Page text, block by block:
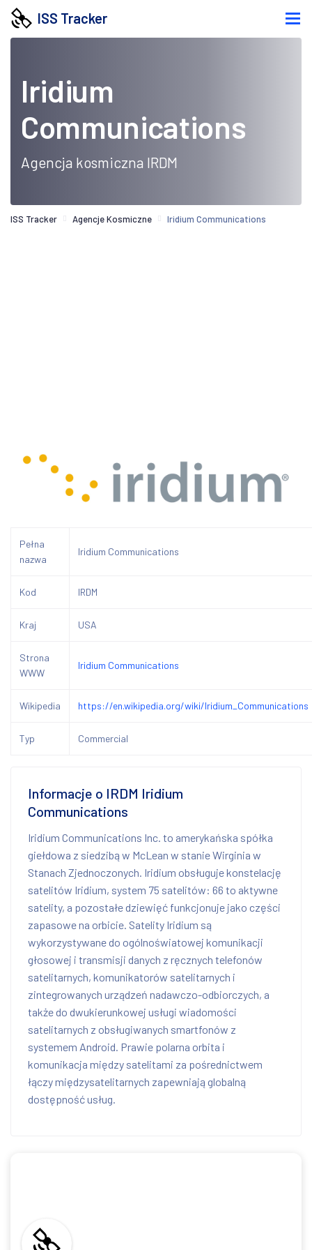
ISS Tracker
Iridium
Communications
Agencja kosmiczna IRDM
ISS Tracker Agencje Kosmiczne Iridium Communications
Pełna
nazwa
Iridium Communications
Kod IRDM
Kraj USA
Strona
WWW
Iridium Communications
Wikipedia https://en.wikipedia.org/wiki/Iridium_Communications
Typ Commercial
Informacje o IRDM Iridium
Communications
Iridium Communications Inc. to amerykańska spółka
giełdowa z siedzibą w McLean w stanie Wirginia w
Stanach Zjednoczonych. Iridium obsługuje konstelację
satelitów Iridium, system 75 satelitów: 66 to aktywne
satelity, a pozostałe dziewięć funkcjonuje jako części
zapasowe na orbicie. Satelity Iridium są
wykorzystywane do ogólnoświatowej komunikacji
głosowej i transmisji danych z ręcznych telefonów
satelitarnych, komunikatorów satelitarnych i
zintegrowanych urządzeń nadawczo-odbiorczych, a
także do dwukierunkowej usługi wiadomości
satelitarnych z obsługiwanych smartfonów z
systemem Android. Prawie polarna orbita i
komunikacja między satelitami za pośrednictwem
łączy międzysatelitarnych zapewniają globalną
dostępność usług.